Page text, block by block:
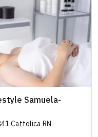
Samuela-
Cattolica RN